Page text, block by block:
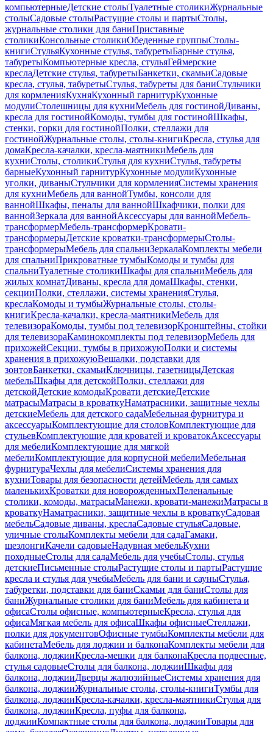
компьютерныеДетские столыТуалетные столикиЖурнальные
столыСадовые столыРастущие столы и партыСтолы,
журнальные столики для баниПриставные
столикиКонсольные столикиОбеденные группыСтолы-
книгиСтульяКухонные стулья, табуретыБарные стулья,
табуретыКомпьютерные кресла, стульяГеймерские
креслаДетские стулья, табуретыБанкетки, скамьиСадовые
кресла, стулья, табуретыСтулья, табуреты для баниСтульчики
для кормленияКухняКухонный гарнитурКухонные
модулиСтолешницы для кухниМебель для гостинойДиваны,
кресла для гостинойКомоды, тумбы для гостинойШкафы,
стенки, горки для гостинойПолки, стеллажи для
гостинойЖурнальные столы, столы-книгиКресла, стулья для
домаКресла-качалки, кресла-маятникиМебель для
кухниСтолы, столикиСтулья для кухниСтулья, табуреты
барныеКухонный гарнитурКухонные модулиКухонные
уголки, диваныСтульчики для кормленияСистемы хранения
для кухниМебель для ваннойТумбы, консоли для
ваннойШкафы, пеналы для ваннойШкафчики, полки для
ваннойЗеркала для ваннойАксессуары для ваннойМебель-
трансформерМебель-трансформерКровати-
трансформерыДетские кроватки-трансформерыСтолы-
трансформерыМебель для спальниЗеркалаКомплекты мебели
для спальниПрикроватные тумбыКомоды и тумбы для
спальниТуалетные столикиШкафы для спальниМебель для
жилых комнатДиваны, кресла для домаШкафы, стенки,
секцииПолки, стеллажи, системы храненияСтулья,
креслаКомоды и тумбыЖурнальные столы, столы-
книгиКресла-качалки, кресла-маятникиМебель для
телевизораКомоды, тумбы под телевизорКронштейны, стойки
для телевизораКаминокомплекты под телевизорМебель для
прихожейСекции, тумбы в прихожуюПолки и системы
хранения в прихожуюВешалки, подставки для
зонтовБанкетки, скамьиКлючницы, газетницыДетская
мебельШкафы для детскойПолки, стеллажи для
детскойДетские комодыКровати детскиеДетские
матрасыМатрасы в кроваткуНаматрасники, защитные чехлы
детскиеМебель для детского садаМебельная фурнитура и
аксессуарыКомплектующие для столовКомплектующие для
стульевКомплектующие для кроватей и кроватокАксессуары
для мебелиКомплектующие для мягкой
мебелиКомплектующие для корпусной мебелиМебельная
фурнитураЧехлы для мебелиСистемы хранения для
кухниТовары для безопасности детейМебель для самых
маленькихКроватки для новорожденныхПеленальные
столики, комоды, матрасыМанежи, кровати-манежиМатрасы в
кроваткуНаматрасники, защитные чехлы в кроваткуСадовая
мебельСадовые диваны, креслаСадовые стульяСадовые,
уличные столыКомплекты мебели для садаГамаки,
шезлонгиКачели садовыеНадувная мебельКухни
походныеСтолы для садаМебель для учебыСтолы, стулья
детскиеПисьменные столыРастущие столы и партыРастущие
кресла и стулья для учебыМебель для бани и сауныСтулья,
табуретки, подставки для баниСкамьи для баниСтолы для
баниЖурнальные столики для баниМебель для кабинета и
офисаСтолы офисные, компьютерныеКресла, стулья для
офисаМягкая мебель для офисаШкафы офисныеСтеллажи,
полки для документовОфисные тумбыКомплекты мебели для
кабинетаМебель для лоджии и балконаКомплекты мебели для
балкона, лоджииКресла-мешки для балконаКресла подвесные,
стулья садовыеСтолы для балкона, лоджииШкафы для
балкона, лоджииДверцы жалюзийныеСистемы хранения для
балкона, лоджииЖурнальные столы, столы-книгиТумбы для
балкона, лоджииКресла-качалки, кресла-маятникиСтулья для
балкона, лоджииКресла, пуфы для балкона,
лоджииКомпактные столы для балкона, лоджииТовары для